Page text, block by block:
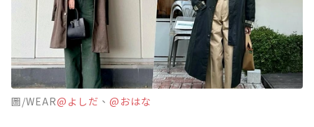
圖/WEAR@よしだ 、 @おはな